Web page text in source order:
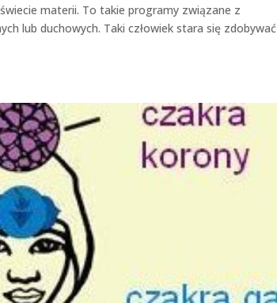
materii. To takie programy związane z
lub duchowych. Taki człowiek stara się zdobywać